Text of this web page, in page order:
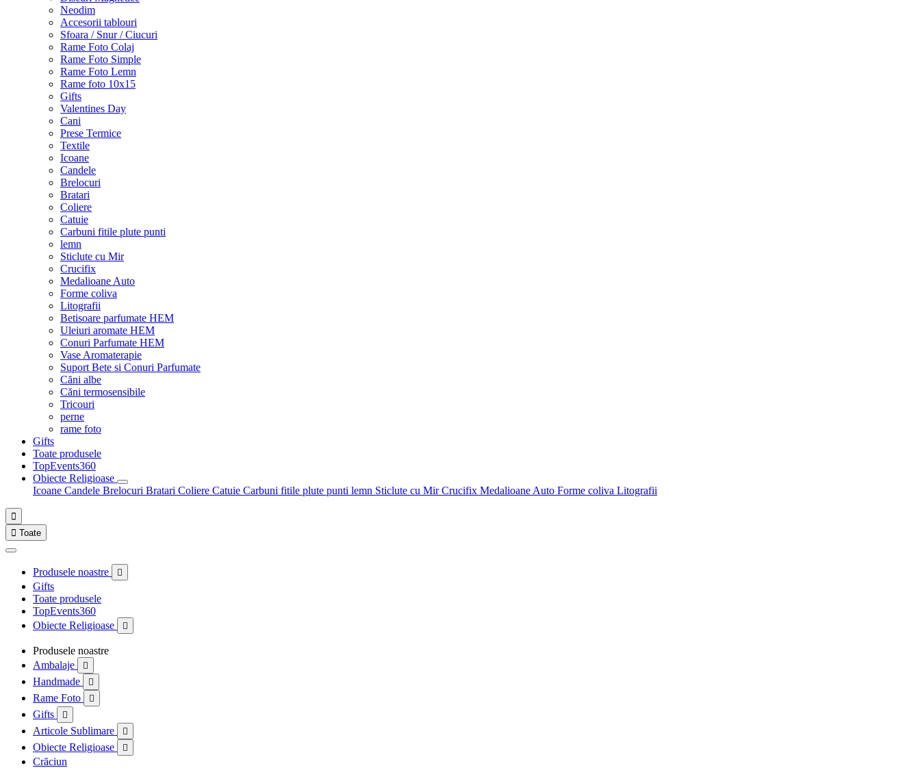
Neodim
Accesorii tablouri
Sfoara / Snur / Ciucuri
Rame Foto Colaj
Rame Foto Simple
Rame Foto Lemn
Rame foto 10x15
Gifts
Valentines Day
Cani
Prese Termice
Textile
Icoane
Candele
Brelocuri
Bratari
Coliere
Catuie
Carbuni fitile plute punti
lemn
Sticlute cu Mir
Crucifix
Medalioane Auto
Forme coliva
Litografii
Betisoare parfumate HEM
Uleiuri aromate HEM
Conuri Parfumate HEM
Vase Aromaterapie
Suport Bete si Conuri Parfumate
Căni albe
Căni termosensibile
Tricouri
perne
rame foto
Gifts
Toate produsele
TopEvents360
Obiecte Religioase
Icoane Candele Brelocuri Bratari Coliere Catuie Carbuni fitile plute punti lemn Sticlute cu MirCrucifix Medalioane Auto Forme coliva Litografii

 Toate
Produsele noastre 
Gifts
Toate produsele
TopEvents360
Obiecte Religioase

Produsele noastre
Ambalaje

Handmade 
Rame Foto 
Gifts 
Articole Sublimare 
Obiecte Religioase 
Crăciun